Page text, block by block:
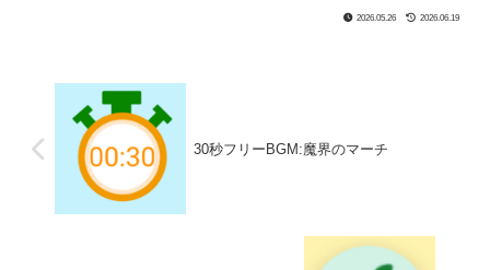
い、楽器：シンセサイザー｜30秒BGM第
2026.05.26 2026.06.19
30秒フリーBGM:魔界のマーチ